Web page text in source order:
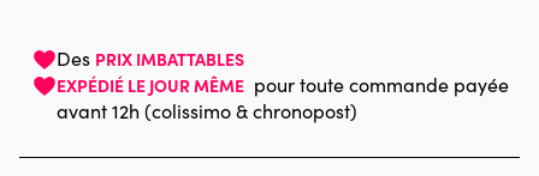
Des PRIX IMBATTABLES
EXPÉDIÉ LE JOUR MÊME pour toute commande payée
avant 12h (colissimo & chronopost)